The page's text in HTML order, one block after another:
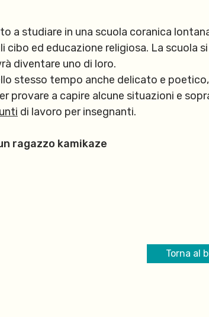
a studiare in una scuola coranica
cibo ed educazione religiosa. La scuola
diventare uno di loro.
stesso tempo anche delicato e
provare a capire alcune situazioni e
di lavoro per insegnanti.
ragazzo kamikaze
Torna al